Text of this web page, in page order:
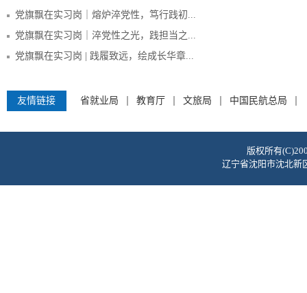
党旗飘在实习岗｜熔炉淬党性，笃行践初...
党旗飘在实习岗｜淬党性之光，践担当之...
党旗飘在实习岗 | 践履致远，绘成长华章...
友情链接 省就业局 教育厅 文旅局 中国民航总局
版权所有
辽宁省沈阳市沈北新